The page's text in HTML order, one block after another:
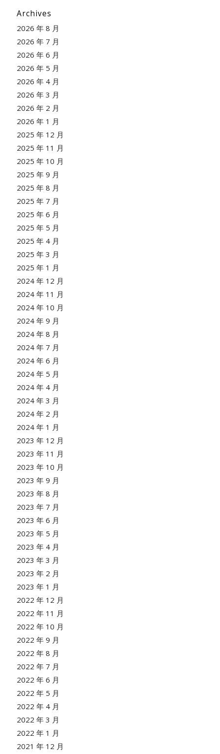
Archives
2026 年 8 月
2026 年 7 月
2026 年 6 月
2026 年 5 月
2026 年 4 月
2026 年 3 月
2026 年 2 月
2026 年 1 月
2025 年 12 月
2025 年 11 月
2025 年 10 月
2025 年 9 月
2025 年 8 月
2025 年 7 月
2025 年 6 月
2025 年 5 月
2025 年 4 月
2025 年 3 月
2025 年 1 月
2024 年 12 月
2024 年 11 月
2024 年 10 月
2024 年 9 月
2024 年 8 月
2024 年 7 月
2024 年 6 月
2024 年 5 月
2024 年 4 月
2024 年 3 月
2024 年 2 月
2024 年 1 月
2023 年 12 月
2023 年 11 月
2023 年 10 月
2023 年 9 月
2023 年 8 月
2023 年 7 月
2023 年 6 月
2023 年 5 月
2023 年 4 月
2023 年 3 月
2023 年 2 月
2023 年 1 月
2022 年 12 月
2022 年 11 月
2022 年 10 月
2022 年 9 月
2022 年 8 月
2022 年 7 月
2022 年 6 月
2022 年 5 月
2022 年 4 月
2022 年 3 月
2022 年 1 月
2021 年 12 月